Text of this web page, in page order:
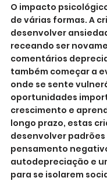
O impacto
de várias formas. A
desenvolver
receando ser
comentários
também começar a
onde se sente
oportunidades
crescimento e
longo prazo, estas
desenvolver padrões
pensamento
autodepreciação e
para se isolarem